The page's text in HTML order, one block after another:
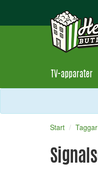
TV-apparater
Start Taggar